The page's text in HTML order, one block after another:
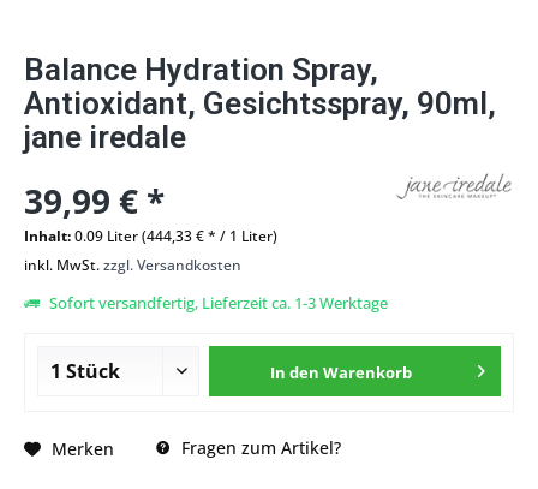
Balance Hydration Spray,
Antioxidant, Gesichtsspray, 90ml,
jane iredale
39,99 € *
Inhalt:0.09 Liter (444,33 € * / 1 Liter)
inkl. MwSt.zzgl. Versandkosten
Sofort versandfertig, Lieferzeit ca. 1-3 Werktage
In den Warenkorb
Merken Fragen zum Artikel?